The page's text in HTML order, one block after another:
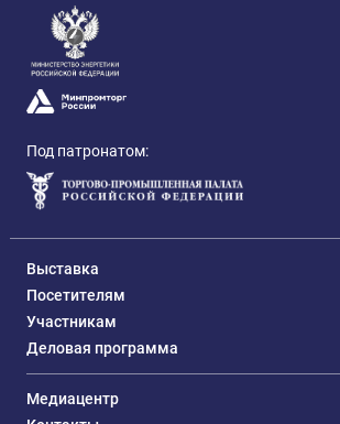
Под патронатом:
Выставка
Посетителям
Участникам
Деловая программа
Медиацентр